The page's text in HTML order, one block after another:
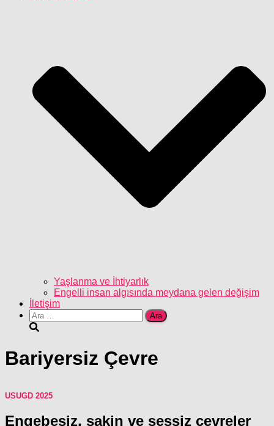
Yaşlanma ve İhtiyarlık
Engelli insan algısında meydana gelen değişim
İletişim
Arama:
Bariyersiz Çevre
USUGD 2025
Engebesiz, sakin ve sessiz çevreler